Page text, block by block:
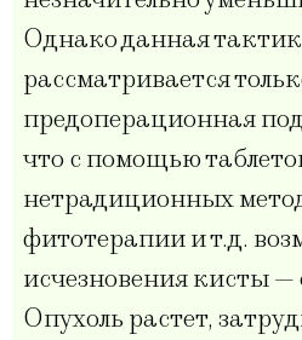
Однако данная
рассматривается
предоперационная
что с помощью
нетрадиционных
фитотерапии и т.д.
исчезновения кисты
Опухоль растет,